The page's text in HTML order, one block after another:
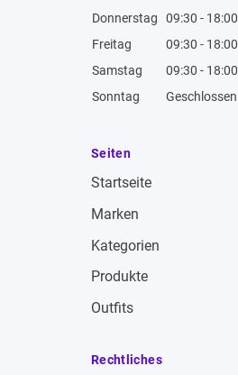
Donnerstag
09:30 - 18:00
Freitag
09:30 - 18:00
Samstag
09:30 - 18:00
Sonntag
Geschlossen
Seiten
Startseite
Marken
Kategorien
Produkte
Outfits
Rechtliches